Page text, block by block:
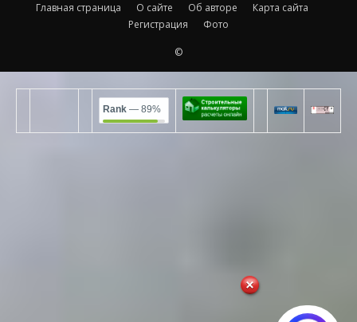
Главная страница О сайте Об авторе
Карта сайта
Регистрация
Фото
©
Rank — 89%